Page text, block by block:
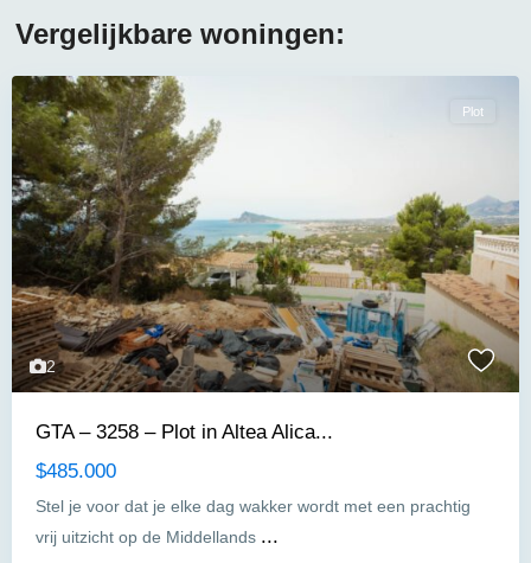
Vergelijkbare woningen:
2
Plot
GTA – 3258 – Plot in Altea Alica...
$485.000
Stel je voor dat je elke dag wakker wordt met een prachtig
vrij uitzicht op de Middellands ...